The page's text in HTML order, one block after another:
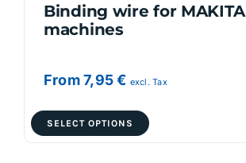
Binding wire for MAKITA
machines
From 7,95€ excl. Tax
SELECT OPTIONS
product